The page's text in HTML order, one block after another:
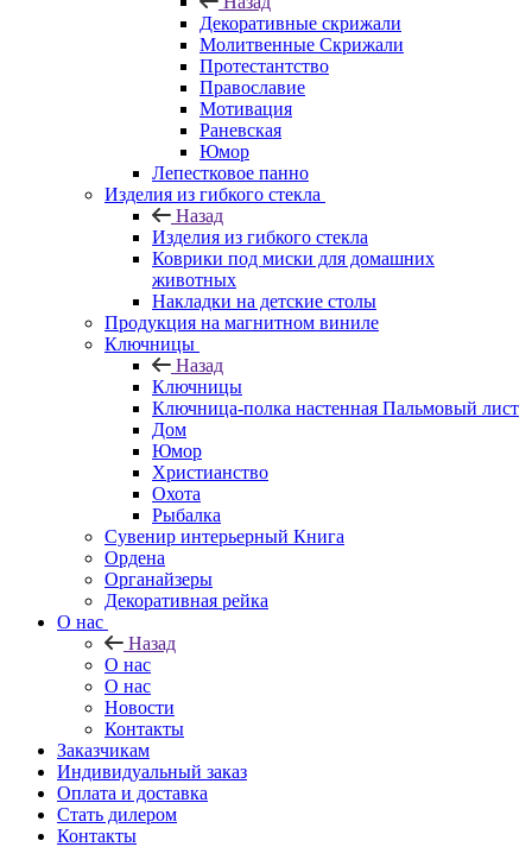
Декоративные скрижали
Молитвенные Скрижали
Протестантство
Православие
Мотивация
Раневская
Юмор
Лепестковое панно
Изделия из гибкого стекла
Назад
Изделия из гибкого стекла
Коврики под миски для домашних
животных
Накладки на детские столы
Продукция на магнитном виниле
Ключницы
Назад
Ключницы
Ключница-полка настенная Пальмовый лист
Дом
Юмор
Христианство
Охота
Рыбалка
Сувенир интерьерный Книга
Ордена
Органайзеры
Декоративная рейка
О нас
Назад
О нас
О нас
Новости
Контакты
Заказчикам
Индивидуальный заказ
Оплата и доставка
Стать дилером
Контакты